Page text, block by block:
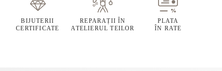
BIJUTERII
CERTIFICATE
REPARAȚII ÎN
ATELIERUL TEILOR
PLATA
ÎN RATE